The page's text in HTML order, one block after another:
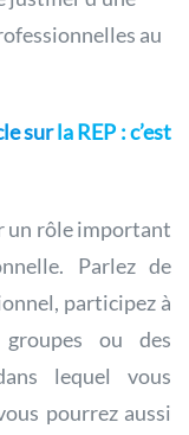
au
surla REP : c’est
un rôle important
Parlez de
participez à
groupes ou des
lequel vous
pourrez aussi